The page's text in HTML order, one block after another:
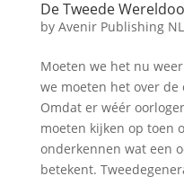
De Tweede
by Avenir Publishing NL
Moeten we het nu
we moeten het over
Omdat er wéér
moeten kijken op toen
onderkennen wat een
betekent.